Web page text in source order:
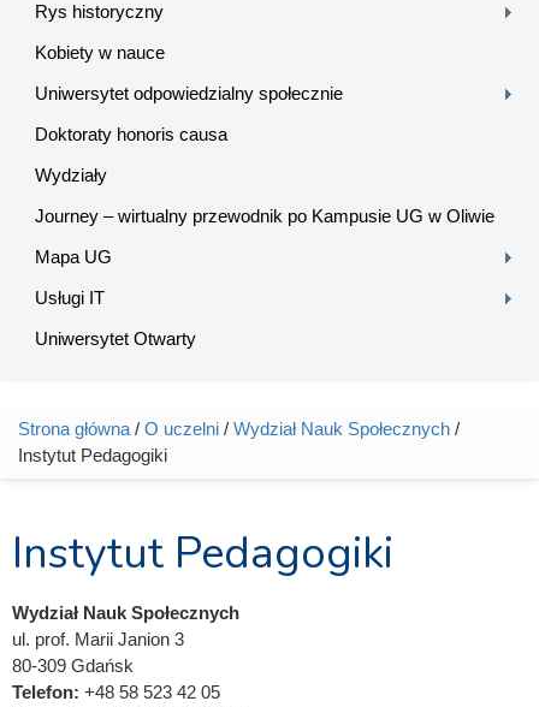
Rys historyczny
Kobiety w nauce
Uniwersytet odpowiedzialny społecznie
Doktoraty honoris causa
Wydziały
Journey – wirtualny przewodnik po Kampusie UG w Oliwie
Mapa UG
Usługi IT
Uniwersytet Otwarty
Jesteś tutaj
Strona główna / O uczelni / Wydział Nauk Społecznych /
Instytut Pedagogiki
Instytut Pedagogiki
Wydział Nauk Społecznych
ul. prof. Marii Janion 3
80-309 Gdańsk
Telefon: +48 58 523 42 05